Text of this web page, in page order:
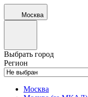
Москва
Выбрать город
Регион
Москва